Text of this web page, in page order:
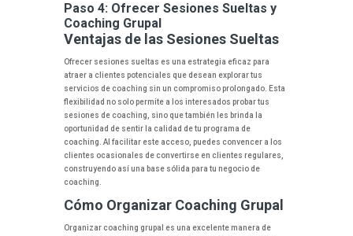
Paso 4: Ofrecer Sesiones Sueltas y
Coaching Grupal
Ventajas de las Sesiones Sueltas
Ofrecer sesiones sueltas es una estrategia eficaz para
atraer a clientes potenciales que desean explorar tus
servicios de coaching sin un compromiso prolongado. Esta
flexibilidad no solo permite a los interesados probar tus
sesiones de coaching, sino que también les brinda la
oportunidad de sentir la calidad de tu programa de
coaching. Al facilitar este acceso, puedes convencer a los
clientes ocasionales de convertirse en clientes regulares,
construyendo así una base sólida para tu negocio de
coaching.
Cómo Organizar Coaching Grupal
Organizar coaching grupal es una excelente manera de